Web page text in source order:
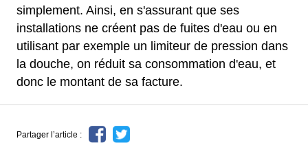
simplement. Ainsi, en s'assurant que ses
installations ne créent pas de fuites d'eau ou en
utilisant par exemple un limiteur de pression dans
la douche, on réduit sa consommation d'eau, et
donc le montant de sa facture.
Partager l’article :